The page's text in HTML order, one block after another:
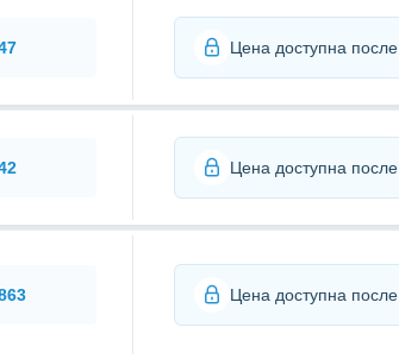
Цена доступна после
Цена доступна после
Цена доступна после